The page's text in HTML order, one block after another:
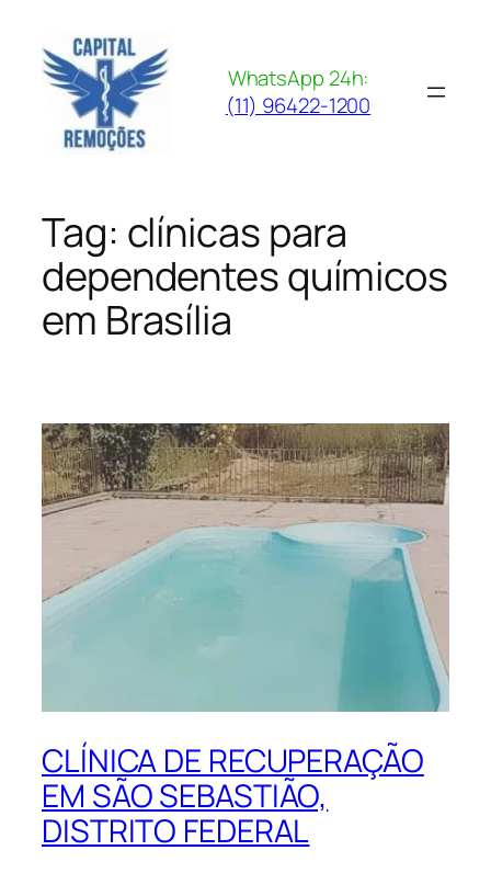
para
conteúdo
WhatsApp 24h:
(11) 96422-1200
Tag: clínicas para
dependentes químicos
em Brasília
CLÍNICA DE RECUPERAÇÃO
EM SÃO SEBASTIÃO,
DISTRITO FEDERAL